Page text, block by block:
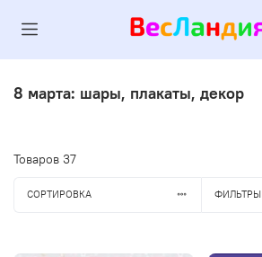
8 марта: шары, плакаты, декор
Товаров 37
СОРТИРОВКА ФИЛЬТРЫ